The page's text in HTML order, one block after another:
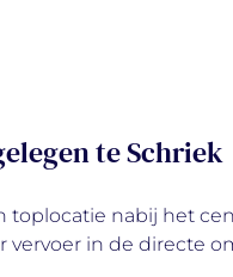
te Schriek
toplocatie nabij het
in de directe